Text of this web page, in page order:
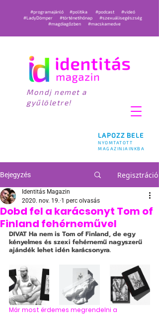
LAPOZZ BELE
NYOMTATOTT
MAGAZINJAINKBA
#programajánló #politika #podcast
#videó
#LadyDömper
#történetihónap
#szexuálisegészség
#magdiagőzben
#macskamedve
Mondj nemet a
gyűlöletre!
Bejegyzés Regisztráció
Dobd fel a karácsonyt Tom of
Finland fehérneművel
Identitás Magazin
2020. nov. 19. 1 perc olvasás
DIVAT Ha nem is Tom of Finland, de egy
kényelmes és szexi fehérnemű nagyszerű
ajándék lehet idén karácsonyra.
Már most érdemes megrendelni a